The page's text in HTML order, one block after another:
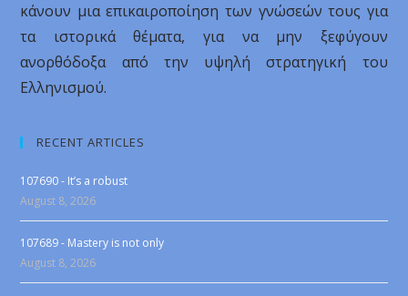
κάνουν μια επικαιροποίηση των γνώσεών τους για
τα ιστορικά θέματα, για να μην ξεφύγουν
ανορθόδοξα από την υψηλή στρατηγική του
Ελληνισμού.
RECENT ARTICLES
107690 - It’s a robust
August 8, 2026
107689 - Mastery is not only
August 8, 2026